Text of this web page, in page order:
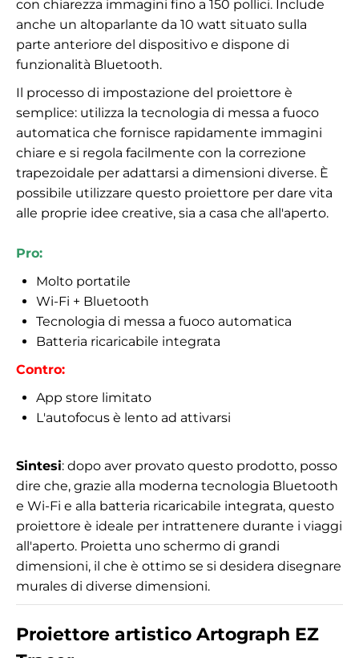
con chiarezza immagini fino a 150 pollici. Include
anche un altoparlante da 10 watt situato sulla
parte anteriore del dispositivo e dispone di
funzionalità Bluetooth.
Il processo di impostazione del proiettore è
semplice: utilizza la tecnologia di messa a fuoco
automatica che fornisce rapidamente immagini
chiare e si regola facilmente con la correzione
trapezoidale per adattarsi a dimensioni diverse. È
possibile utilizzare questo proiettore per dare vita
alle proprie idee creative, sia a casa che all'aperto.
Pro:
Molto portatile
Wi-Fi + Bluetooth
Tecnologia di messa a fuoco automatica
Batteria ricaricabile integrata
Contro:
App store limitato
L'autofocus è lento ad attivarsi
Sintesi: dopo aver provato questo prodotto, posso
dire che, grazie alla moderna tecnologia Bluetooth
e Wi-Fi e alla batteria ricaricabile integrata, questo
proiettore è ideale per intrattenere durante i viaggi
all'aperto. Proietta uno schermo di grandi
dimensioni, il che è ottimo se si desidera disegnare
murales di diverse dimensioni.
Proiettore artistico Artograph EZ